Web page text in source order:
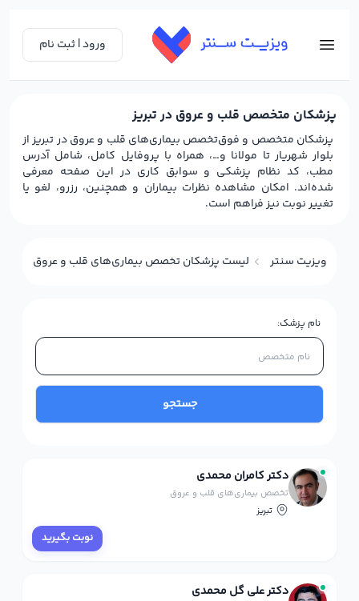
ورود | ثبت نام
پزشکان متخصص قلب و عروق در تبریز
پزشکان متخصص و فوق‌تخصص بیماری‌های قلب و عروق در تبریز از
بلوار شهریار تا مولانا و…، همراه با پروفایل کامل، شامل آدرس
مطب، کد نظام پزشکی و سوابق کاری در این صفحه معرفی
شده‌اند. امکان مشاهده نظرات بیماران و همچنین، رزرو، لغو یا
تغییر نوبت نیز فراهم است.
ویزیت سنتر لیست پزشکان تخصص بیماری‌های قلب و عروق در
نام پزشک:
جستجو
دکتر کامران محمدی
تخصص بیماری‌های قلب و عروق
تبریز
نوبت بگیرید
دکتر علی گل محمدی